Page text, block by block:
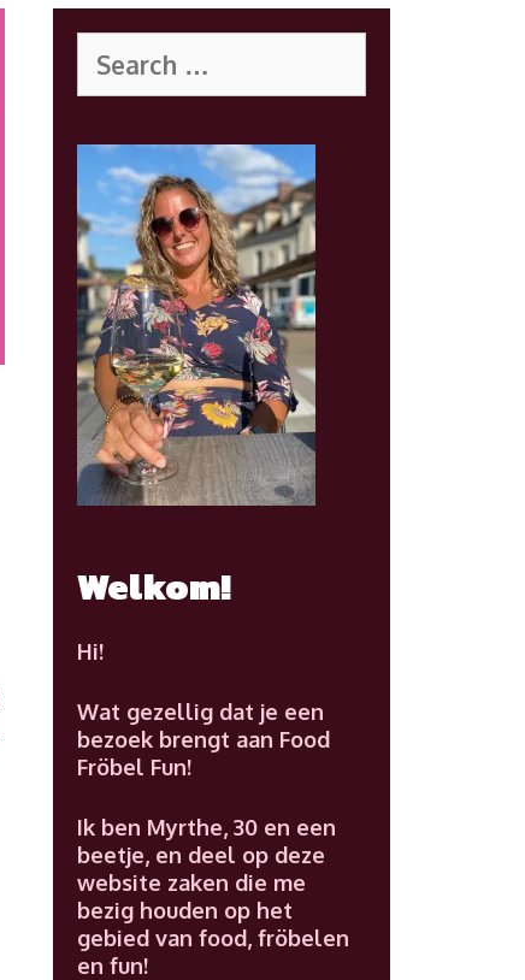
for:
Welkom!
Hi!
Wat gezellig dat je een
bezoek brengt aan Food
Fröbel Fun!
Ik ben Myrthe, 30 en een
beetje, en deel op deze
website zaken die me
bezig houden op het
gebied van food, fröbelen
en fun!